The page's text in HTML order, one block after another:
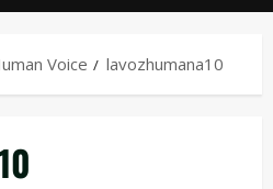
Voice lavozhumana10